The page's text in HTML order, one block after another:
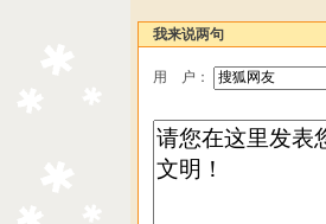
我来说两句
用 户：